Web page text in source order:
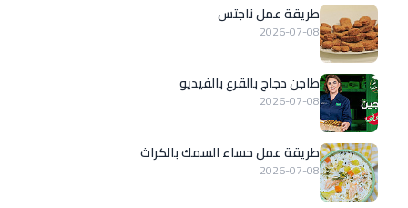
طريقة عمل ناجتس
2026-07-08
طاجن دجاج بالقرع بالفيديو
2026-07-08
طريقة عمل حساء السمك بالكراث
2026-07-08